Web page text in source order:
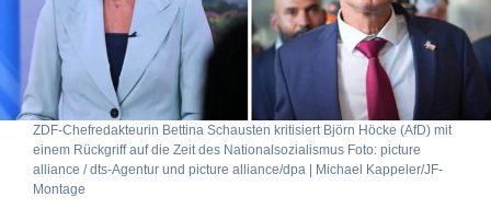
ZDF-Chefredakteurin Bettina Schausten kritisiert Björn Höcke (AfD) mit
einem Rückgriff auf die Zeit des Nationalsozialismus Foto: picture
alliance / dts-Agentur und picture alliance/dpa | Michael Kappeler/JF-
Montage